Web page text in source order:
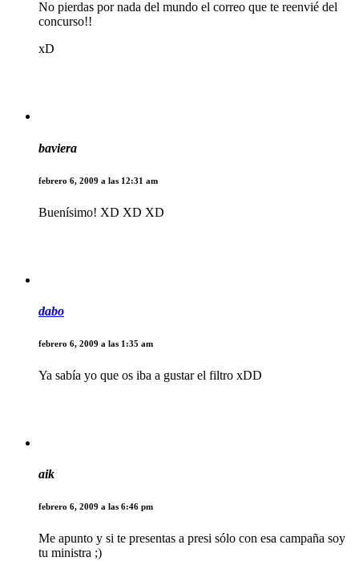
No pierdas por nada del mundo el correo que te reenvié del
concurso!!
xD
baviera
febrero 6, 2009 a las 12:31 am
Buenísimo! XD XD XD
dabo
febrero 6, 2009 a las 1:35 am
Ya sabía yo que os iba a gustar el filtro xDD
aik
febrero 6, 2009 a las 6:46 pm
Me apunto y si te presentas a presi sólo con esa campaña soy
tu ministra ;)